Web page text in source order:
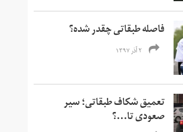
فاصله طبقاتی چقدر شده؟
۲ آذر ۱۳۹۷
تعمیق شکاف طبقاتی؛ سیر
صعودی تا...؟